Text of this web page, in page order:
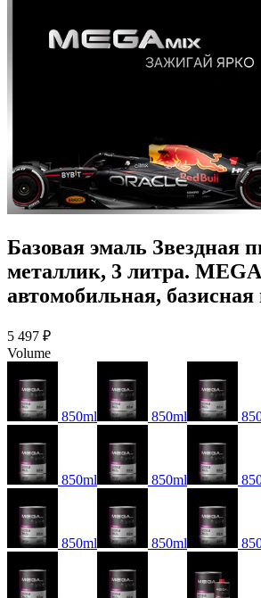
Базовая эмаль Звездная
металлик, 3 литра.
автомобильная, базисная
5 497 ₽
Volume
850ml 850ml
850ml 850ml
850ml 850ml